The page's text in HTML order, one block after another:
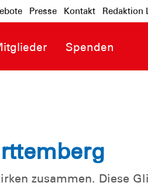
Presse Kontakt Redaktion
Spenden
zusammen. Diese